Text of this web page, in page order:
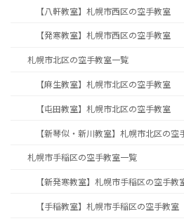
【八軒教室】札幌市西区の空手教室
【発寒教室】札幌市西区の空手教室
札幌市北区の空手教室一覧
【麻生教室】札幌市北区の空手教室
【屯田教室】札幌市北区の空手教室
【新琴似・新川教室】札幌市北区の空
札幌市手稲区の空手教室一覧
【新発寒教室】札幌市手稲区の空手教
【手稲教室】札幌市手稲区の空手教室